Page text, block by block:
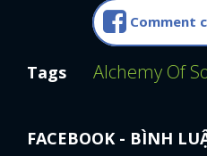
FACEBOOK
Comment
Tags Alchemy Of
FACEBOOK - BÌNH